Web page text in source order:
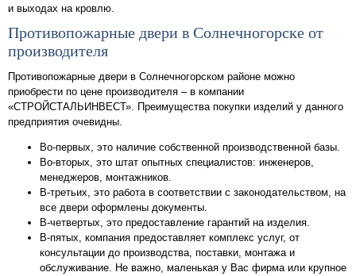
и выходах на кровлю.
Противопожарные двери в Солнечногорске от
производителя
Противопожарные двери в Солнечногорском районе можно
приобрести по цене производителя – в компании
«СТРОЙСТАЛЬИНВЕСТ». Преимущества покупки изделий у данного
предприятия очевидны.
Во-первых, это наличие собственной производственной базы.
Во-вторых, это штат опытных специалистов: инженеров,
менеджеров, монтажников.
В-третьих, это работа в соответствии с законодательством, на
все двери оформлены документы.
В-четвертых, это предоставление гарантий на изделия.
В-пятых, компания предоставляет комплекс услуг, от
консультации до производства, поставки, монтажа и
обслуживание. Не важно, маленькая у Вас фирма или крупное